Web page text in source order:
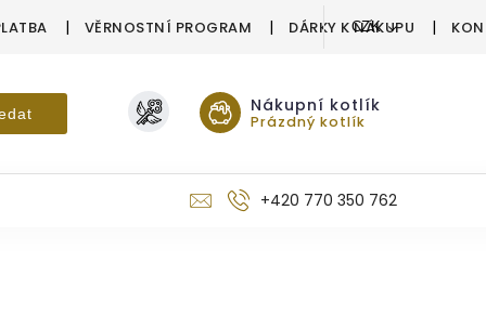
VĚRNOSTNÍ PROGRAM DÁRKY K NÁKUPU
CZK
Nákupní kotlík
Prázdný kotlík
+420 770 350 762